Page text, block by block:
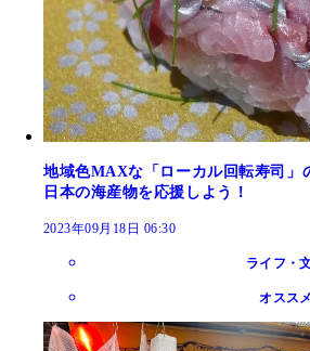
地域色MAXな「ローカル回転寿司」
日本の海産物を応援しよう！
2023年09月18日 06:30
ライフ・
オススメ